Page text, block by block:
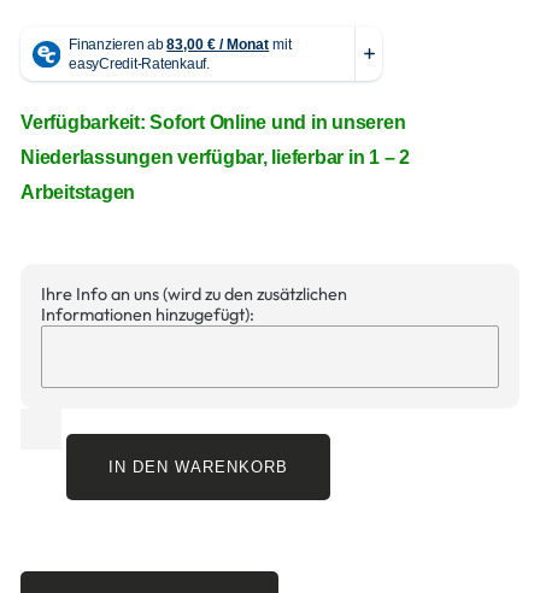
Verfügbarkeit: Sofort Online und in unseren
Niederlassungen verfügbar, lieferbar in 1 – 2
Arbeitstagen
Ihre Info an uns (wird zu den zusätzlichen
Informationen hinzugefügt):
IN DEN WARENKORB